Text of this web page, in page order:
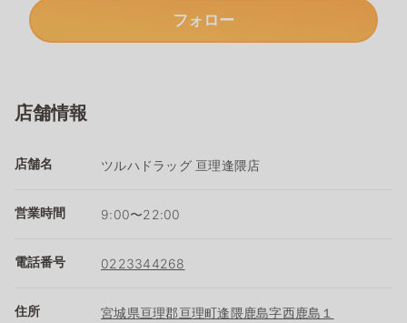
フォロー
店舗情報
店舗名 ツルハドラッグ 亘理逢隈店
営業時間 9:00〜22:00
電話番号 0223344268
住所 宮城県亘理郡亘理町逢隈鹿島字西鹿島１